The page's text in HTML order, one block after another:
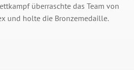
überraschte das Team von
und holte die Bronzemedaille.